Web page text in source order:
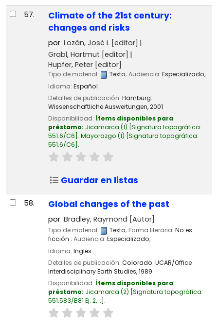
57.
Climate of the 21st century:
changes and risks
por Lozán, José L[editor]
Grabl, Hartmut [editor]
Hupfer, Peter[editor]
Tipo de material: Texto; Audiencia: Especializado;
Idioma: Español
Detalles de publicación: Hamburg:
Wissenschaftliche Auswertungen,2001
Disponibilidad: Ítems disponibles para
préstamo: Jicamarca (1) Signatura topográfica:
551.6/C6 . Mayorazgo (1) Signatura topográfica:
551.6/C6 .
Guardar en listas
58. Global changes of the past
por Bradley, Raymond [Autor]
Tipo de material: Texto; Forma literaria: No es
ficción ; Audiencia: Especializado;
Idioma: Inglés
Detalles de publicación: Colorado: UCAR/Office
Interdisciplinary Earth Studies,1989
Disponibilidad: Ítems disponibles para
préstamo: Jicamarca (2) Signatura topográfica:
551.583/B81 Ej. 2, .. .